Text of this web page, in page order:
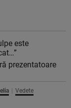
este
prezentatoare
Vedete